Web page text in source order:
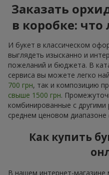
Заказать
в коробке:
И букет в классическом
выглядеть изысканно и
пожеланий и бюджета. В
сервиса вы можете легко
700 грн, так и композицию
свыше 1500 грн.
комбинированные с
среднем ценовом диапазоне
Как купить
В нашем интернет-магазине